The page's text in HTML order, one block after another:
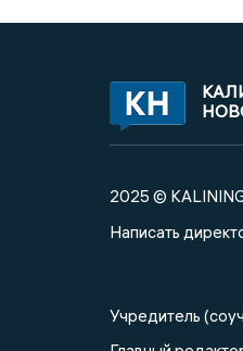
2025 ©
Написать
Учредитель